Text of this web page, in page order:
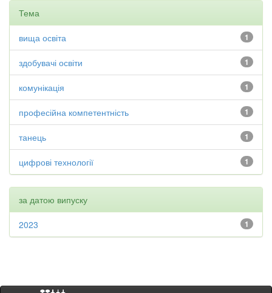
Тема
1
вища освіта
1
здобувачі освіти
1
комунікація
1
професійна компетентність
1
танець
1
цифрові технології
за датою випуску
1
2023